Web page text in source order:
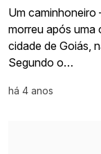
Um caminhoneiro
morreu após uma
cidade de Goiás,
Segundo o…
há 4 anos